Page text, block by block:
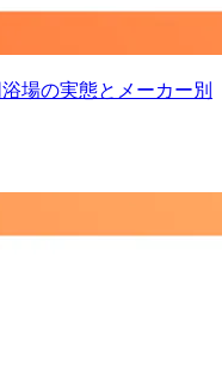
場の実態とメーカー別